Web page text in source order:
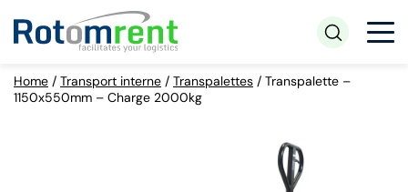
Home / Transport interne / Transpalettes / Transpalette –
1150x550mm – Charge 2000kg